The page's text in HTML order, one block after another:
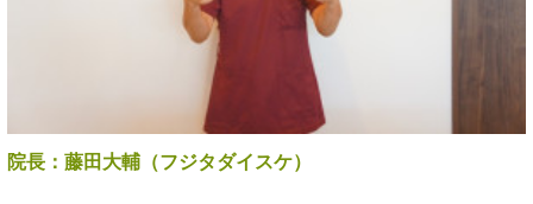
院長：藤田大輔（フジタダイスケ）